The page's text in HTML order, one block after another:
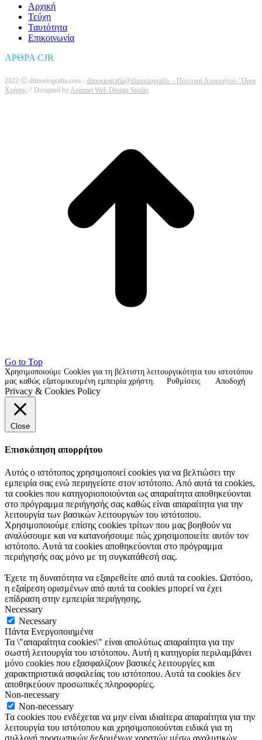
Αρχική
Τεύχη
Ταυτότητα
Επικοινωνία
ΑΡΘΡΑ CJR
2022 Ⓒ dimosiografia.com - dimosiografia@dimosiografia. - Πολιτική Απορρήτου / Όροι
Χρήσης // Designed by Animart Web Design Studio
Go to Top
Χρησιμοποιούμε Cookies για τη βέλτιστη λειτουργικότητα του ιστοτόπου
μας καθώς εξατομικευμένη εμπειρία χρήστη.
Ρυθμίσεις Αποδοχή
Privacy & Cookies Policy
Close
Επισκόπηση απορρήτου
Αυτός ο ιστότοπος χρησιμοποιεί cookies για να βελτιώσει την
εμπειρία σας ενώ περιηγείστε στον ιστότοπο. Από αυτά τα cookies,
τα cookies που κατηγοριοποιούνται ως απαραίτητα αποθηκεύονται
στο πρόγραμμα περιήγησής σας καθώς είναι απαραίτητα για την
λειτουργία των βασικών λειτουργιών του ιστότοπου.
Χρησιμοποιούμε επίσης cookies τρίτων που μας βοηθούν να
αναλύσουμε και να κατανοήσουμε πώς χρησιμοποιείτε αυτόν τον
ιστότοπο. Αυτά τα cookies αποθηκεύονται στο πρόγραμμα
περιήγησής σας μόνο με τη συγκατάθεσή σας.
Έχετε τη δυνατότητα να εξαιρεθείτε από αυτά τα cookies. Ωστόσο,
η εξαίρεση ορισμένων από αυτά τα cookies μπορεί να έχει
επίδραση στην εμπειρία περιήγησης.
Necessary
Necessary
Πάντα Ενεργοποιημένα
Τα \"απαραίτητα cookies\" είναι απολύτως απαραίτητα για την
σωστή λειτουργία του ιστότοπου. Αυτή η κατηγορία περιλαμβάνει
μόνο cookies που εξασφαλίζουν βασικές λειτουργίες και
χαρακτηριστικά ασφαλείας του ιστότοπου. Αυτά τα cookies δεν
αποθηκεύουν προσωπικές πληροφορίες.
Non-necessary
Non-necessary
Τα cookies που ενδέχεται να μην είναι ιδιαίτερα απαραίτητα για την
λειτουργία του ιστότοπου και χρησιμοποιούνται ειδικά για τη